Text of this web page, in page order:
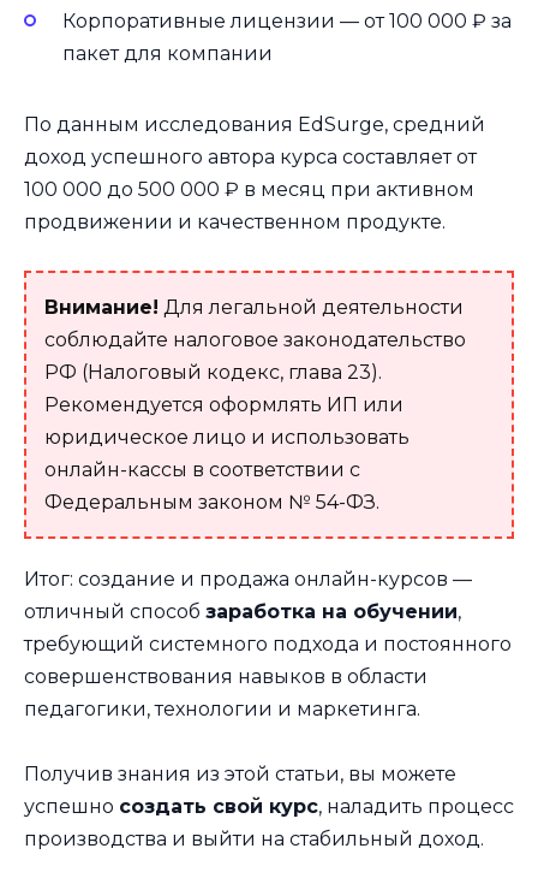
Корпоративные лицензии — от 100 000 ₽ за
пакет для компании
По данным исследования EdSurge, средний
доход успешного автора курса составляет от
100 000 до 500 000 ₽ в месяц при активном
продвижении и качественном продукте.
Внимание! Для легальной деятельности
соблюдайте налоговое законодательство
РФ (Налоговый кодекс, глава 23).
Рекомендуется оформлять ИП или
юридическое лицо и использовать
онлайн-кассы в соответствии с
Федеральным законом № 54-ФЗ.
Итог: создание и продажа онлайн-курсов —
отличный способ заработка на обучении,
требующий системного подхода и постоянного
совершенствования навыков в области
педагогики, технологии и маркетинга.
Получив знания из этой статьи, вы можете
успешно создать свой курс, наладить процесс
производства и выйти на стабильный доход.